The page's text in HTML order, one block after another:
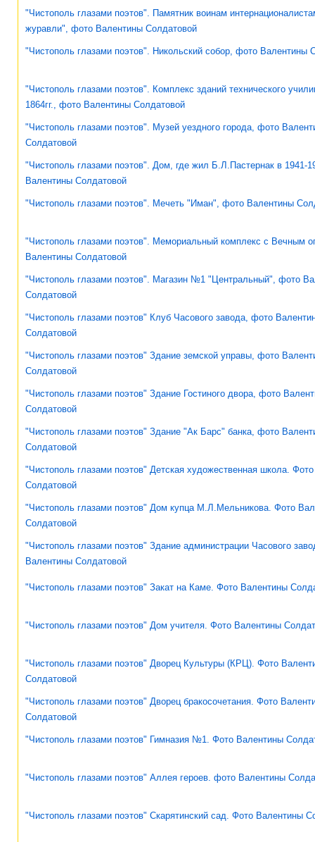
"Чистополь глазами поэтов". Памятник воинам
журавли", фото Валентины Солдатовой
"Чистополь глазами поэтов". Никольский собор, фото Валентины
"Чистополь глазами поэтов". Комплекс зданий технического
1864гг., фото Валентины Солдатовой
"Чистополь глазами поэтов". Музей уездного города, фото
Солдатовой
"Чистополь глазами поэтов". Дом, где жил Б.Л.Пастернак в 1941-
Валентины Солдатовой
"Чистополь глазами поэтов". Мечеть "Иман", фото Валентины
"Чистополь глазами поэтов". Мемориальный комплекс с Вечным
Валентины Солдатовой
"Чистополь глазами поэтов". Магазин №1 "Центральный", фото
Солдатовой
"Чистополь глазами поэтов" Клуб Часового завода, фото
Солдатовой
"Чистополь глазами поэтов" Здание земской управы, фото
Солдатовой
"Чистополь глазами поэтов" Здание Гостиного двора, фото
Солдатовой
"Чистополь глазами поэтов" Здание "Ак Барс" банка, фото
Солдатовой
"Чистополь глазами поэтов" Детская художественная школа.
Солдатовой
"Чистополь глазами поэтов" Дом купца М.Л.Мельникова. Фото
Солдатовой
"Чистополь глазами поэтов" Здание администрации Часового
Валентины Солдатовой
"Чистополь глазами поэтов" Закат на Каме. Фото Валентины
"Чистополь глазами поэтов" Дом учителя. Фото Валентины
"Чистополь глазами поэтов" Дворец Культуры (КРЦ). Фото
Солдатовой
"Чистополь глазами поэтов" Дворец бракосочетания. Фото
Солдатовой
"Чистополь глазами поэтов" Гимназия №1. Фото Валентины
"Чистополь глазами поэтов" Аллея героев. фото Валентины
"Чистополь глазами поэтов" Скарятинский сад. Фото Валентины